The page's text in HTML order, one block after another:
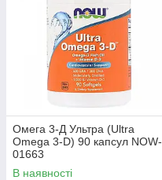
Омега 3-Д Ультра (Ultra
Omega 3-D) 90 капсул NOW-
01663
В наявності